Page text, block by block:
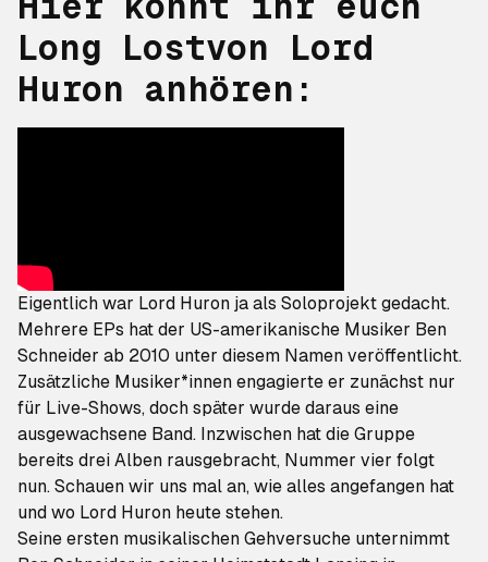
Long Lostvon Lord
Huron anhören:
Eigentlich war Lord Huron ja als Soloprojekt gedacht.
Mehrere EPs hat der US-amerikanische Musiker Ben
Schneider ab 2010 unter diesem Namen veröffentlicht.
Zusätzliche Musiker*innen engagierte er zunächst nur
für Live-Shows, doch später wurde daraus eine
ausgewachsene Band. Inzwischen hat die Gruppe
bereits drei Alben rausgebracht, Nummer vier folgt
nun. Schauen wir uns mal an, wie alles angefangen hat
und wo Lord Huron heute stehen.
Seine ersten musikalischen Gehversuche unternimmt